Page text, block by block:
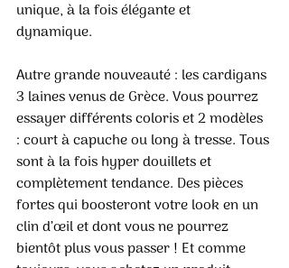
unique, à la fois élégante et
dynamique.
Autre grande nouveauté : les cardigans
3 laines venus de Grèce. Vous pourrez
essayer différents coloris et 2 modèles
: court à capuche ou long à tresse. Tous
sont à la fois hyper douillets et
complètement tendance. Des pièces
fortes qui boosteront votre look en un
clin d’œil et dont vous ne pourrez
bientôt plus vous passer ! Et comme